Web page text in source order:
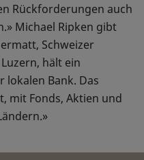
Rückforderungen auch
Michael Ripken gibt
Schweizer
hält ein
Bank. Das
mit Fonds, Aktien und